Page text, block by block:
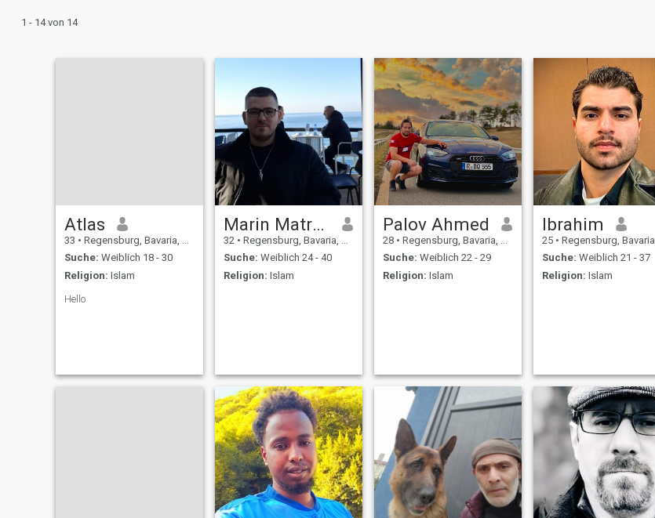
1 - 14 von 14
Atlas
33 • Regensburg, Bavaria, Deutschland
Suche: Weiblich 18 - 30
Religion: Islam
Hello
Marin Matraku
32 • Regensburg, Bavaria, Deutschland
Suche: Weiblich 24 - 40
Religion: Islam
Palov Ahmed
28 • Regensburg, Bavaria, Deutschland
Suche: Weiblich 22 - 29
Religion: Islam
Ibrahim
25 • Regensburg, Bavaria, Deutschland
Suche: Weiblich 21 - 37
Religion: Islam